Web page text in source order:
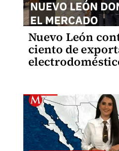
Nuevo León
ciento de